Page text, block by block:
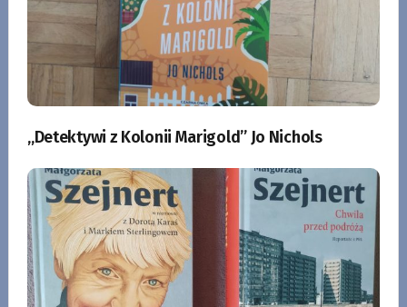
„Detektywi z Kolonii Marigold” Jo Nichols